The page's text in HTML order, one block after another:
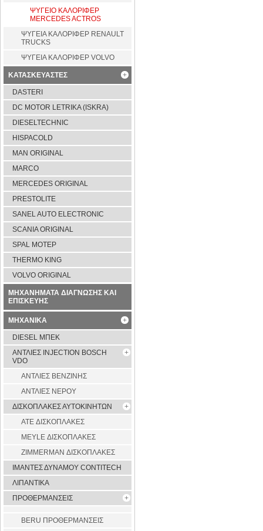
ΨΥΓΕΙΟ ΚΑΛΟΡΙΦΕΡ
MERCEDES ACTROS
ΨΥΓΕΙΑ ΚΑΛΟΡΙΦΕΡ RENAULT
TRUCKS
ΨΥΓΕΙΑ ΚΑΛΟΡΙΦΕΡ VOLVO
ΚΑΤΑΣΚΕΥΑΣΤΕΣ
DASTERI
DC MOTOR LETRIKA (ISKRA)
DIESELTECHNIC
HISPACOLD
MAN ORIGINAL
MARCO
MERCEDES ORIGINAL
PRESTOLITE
SANEL AUTO ELECTRONIC
SCANIA ORIGINAL
SPAL ΜΟΤΕΡ
THERMO KING
VOLVO ORIGINAL
ΜΗΧΑΝΗΜΑΤΑ ΔΙΑΓΝΩΣΗΣ ΚΑΙ
ΕΠΙΣΚΕΥΗΣ
ΜΗΧΑΝΙΚΑ
DIESEL ΜΠΕΚ
ΑΝΤΛΙΕΣ INJECTION BOSCH
VDO
ΑΝΤΛΙΕΣ ΒΕΝΖΙΝΗΣ
ΑΝΤΛΙΕΣ ΝΕΡΟΥ
ΔΙΣΚΟΠΛΑΚΕΣ ΑΥΤΟΚΙΝΗΤΩΝ
ATE ΔΙΣΚΟΠΛΑΚΕΣ
MEYLE ΔΙΣΚΟΠΛΑΚΕΣ
ZIMMERMAN ΔΙΣΚΟΠΛΑΚΕΣ
ΙΜΑΝΤΕΣ ΔΥΝΑΜΟΥ CONTITECH
ΛΙΠΑΝΤΙΚΑ
ΠΡΟΘΕΡΜΑΝΣΕΙΣ
BERU ΠΡΟΘΕΡΜΑΝΣΕΙΣ